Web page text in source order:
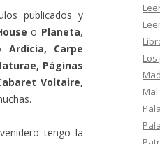
publicados y
o Planeta,
Ardicia, Carpe
Páginas
Voltaire,
tengo la